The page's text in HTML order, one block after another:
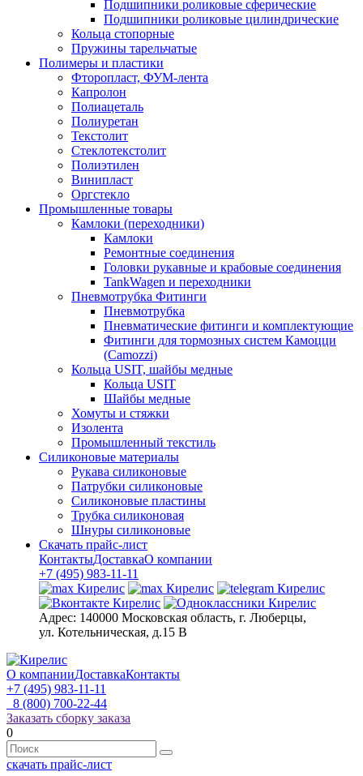
Подшипники роликовые сферические
Подшипники роликовые цилиндрические
Кольца стопорные
Пружины тарельчатые
Полимеры и пластики
Фторопласт, ФУМ-лента
Капролон
Полиацеталь
Полиуретан
Текстолит
Стеклотекстолит
Полиэтилен
Винипласт
Оргстекло
Промышленные товары
Камлоки (переходники)
Камлоки
Ремонтные соединения
Головки рукавные и крабовые соединения
TankWagen и переходники
Пневмотрубка Фитинги
Пневмотрубка
Пневматические фитинги и комплектующие
Фитинги для тормозных систем Камоцци
(Camozzi)
Кольца USIT, шайбы медные
Кольца USIT
Шайбы медные
Хомуты и стяжки
Изолента
Промышленный текстиль
Силиконовые материалы
Рукава силиконовые
Патрубки силиконовые
Силиконовые пластины
Трубка силиконовая
Шнуры силиконовые
Скачать прайс-лист
КонтактыДоставкаО компании
+7 (495) 983-11-11
Адрес: 140000 Московская область, г. Люберцы,
ул. Котельническая, д.15 В
О компанииДоставкаКонтакты
+7 (495) 983-11-11
8 (800) 700-22-44
Заказать сборку заказа
0
скачать прайс-лист